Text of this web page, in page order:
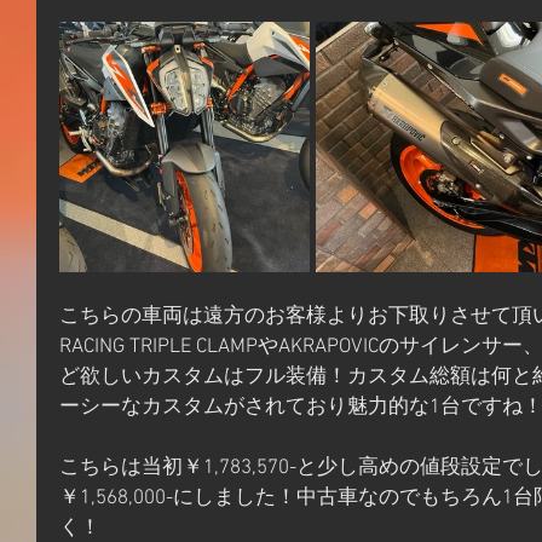
こちらの車両は遠方のお客様よりお下取りさせて頂
RACING TRIPLE CLAMPやAKRAPOVICのサイレンサー
ど欲しいカスタムはフル装備！カスタム総額は何
ーシーなカスタムがされており魅力的な1台ですね！
こちらは当初￥1,783,570-と少し高めの値段設定で
￥1,568,000-にしました！中古車なのでもちろん1
く！